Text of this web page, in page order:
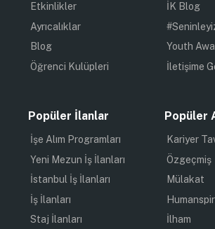
Etkinlikler
Ayrıcalıklar
Blog
Öğrenci Kulüpleri
İK Blog
Youth
İletişime
Popüler İlanlar
İşe Alım Programları
Yeni Mezun İş İlanları
İstanbul İş İlanları
İş İlanları
Staj İlanları
Popüler
Kariyer
Özgeçmiş
Mülakat
İlham